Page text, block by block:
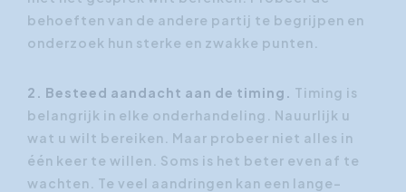
behoeften van de andere partij te begrijpen en
onderzoek hun sterke en zwakke punten.
2. Besteed aandacht aan de timing. Timing is
belangrijk in elke onderhandeling. Nauurlijk u
wat u wilt bereiken. Maar probeer niet alles in
één keer te willen. Soms is het beter even af te
wachten. Te veel aandringen kan een lange-